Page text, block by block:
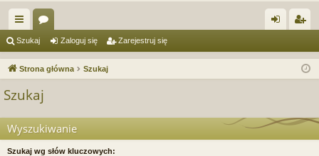
ię
ce
or
a og
ę
ej
j
Szukaj Zaloguj się Zarejestruj się
Strona główna Szukaj
Szukaj
Wyszukiwanie
Szukaj wg słów kluczowych: